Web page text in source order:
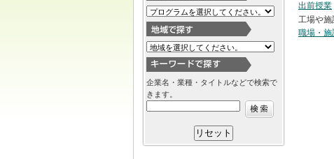
企業名・業種・タイトルなどで検索で
きます。
出前授業
工場や施
職場・施